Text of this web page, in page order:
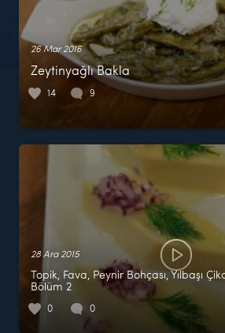
26 Mar 2016
Zeytinyağlı Bakla
14 9
28 Ara 2015
Topik, Fava, Peynir Bohçası, Yılbaşı
Bölüm 2
0 0